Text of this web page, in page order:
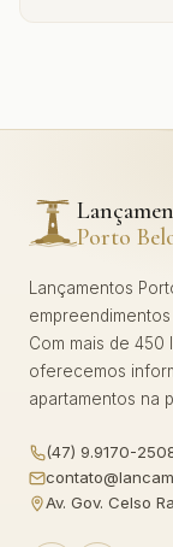
Porto
Lançamentos
Com mais de
oferecemos
apartamentos na
(47) 9.9170-
Av. Gov. Celso